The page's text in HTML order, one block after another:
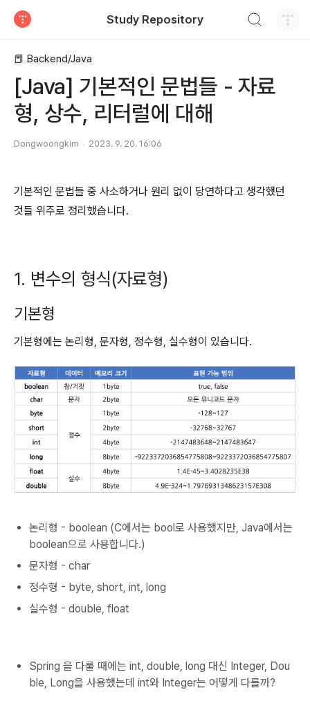
Study Repository
📕 Backend/Java
[Java] 기본적인 문법들 - 자료
형, 상수, 리터럴에 대해
Dongwoongkim 2023. 9. 20. 16:06
기본적인 문법들 중 사소하거나 원리 없이 당연하다고 생각했던
것들 위주로 정리했습니다.
1. 변수의 형식(자료형)
기본형
기본형에는 논리형, 문자형, 정수형, 실수형이 있습니다.
논리형 - boolean (C에서는 bool로 사용했지만, Java에서는
boolean으로 사용합니다.)
문자형 - char
정수형 - byte, short, int, long
실수형 - double, float
Spring 을 다룰 때에는 int, double, long 대신 Integer, Dou
ble, Long을 사용했는데 int와 Integer는 어떻게 다를까?